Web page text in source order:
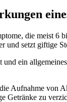
die meist 6
und setzt giftige
ein
Aufnahme von
Getränke zu